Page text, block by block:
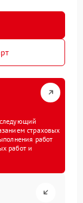
страховых
работ
работ и